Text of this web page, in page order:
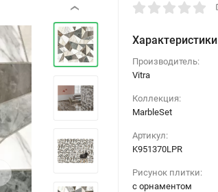
‹
Характеристики
Производитель:
Vitra
Коллекция:
MarbleSet
Артикул:
K951370LPR
Рисунок плитки:
с орнаментом